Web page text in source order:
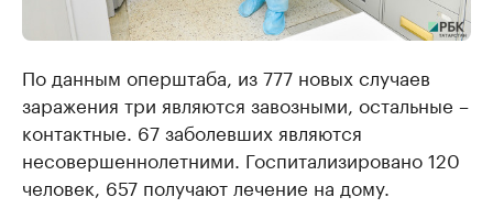
По данным оперштаба, из 777 новых случаев
заражения три являются завозными, остальные –
контактные. 67 заболевших являются
несовершеннолетними. Госпитализировано 120
человек, 657 получают лечение на дому.